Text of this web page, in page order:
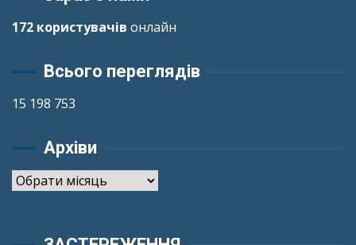
172 користувачів онлайн
Всього переглядів
15 198 753
Архіви
Архіви